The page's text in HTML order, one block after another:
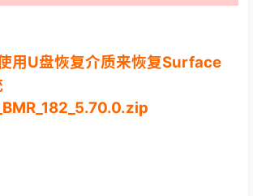
用U盘恢复介质来恢复Surface